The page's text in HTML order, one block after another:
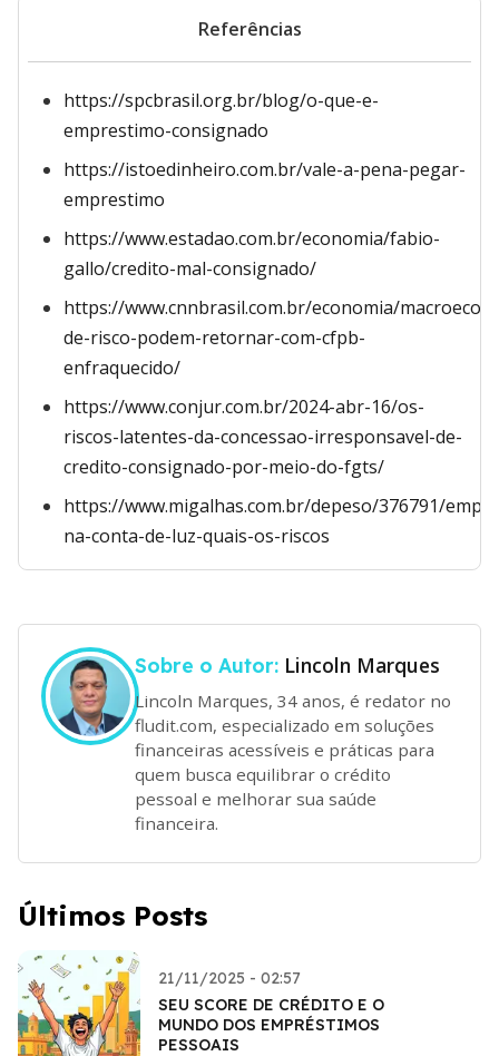
Referências
https://spcbrasil.org.br/blog/o-que-e-
emprestimo-consignado
https://istoedinheiro.com.br/vale-a-pena-pegar-
emprestimo
https://www.estadao.com.br/economia/fabio-
gallo/credito-mal-consignado/
https://www.cnnbrasil.com.br/economia/
de-risco-podem-retornar-com-cfpb-
enfraquecido/
https://www.conjur.com.br/2024-abr-16/os-
riscos-latentes-da-concessao-irresponsavel-de-
credito-consignado-por-meio-do-fgts/
https://www.migalhas.com.br/depeso/376791/
na-conta-de-luz-quais-os-riscos
Sobre o Autor: Lincoln Marques
Lincoln Marques, 34 anos, é redator no
fludit.com, especializado em soluções
financeiras acessíveis e práticas para
quem busca equilibrar o crédito
pessoal e melhorar sua saúde
financeira.
Últimos Posts
21/11/2025 - 02:57
SEU SCORE DE CRÉDITO E O
MUNDO DOS EMPRÉSTIMOS
PESSOAIS